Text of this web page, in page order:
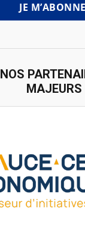
JE M’ABONNE
NOS
MAJEURS